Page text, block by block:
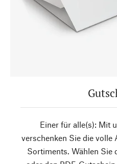
Einer für alle(s): Mit
verschenken Sie die volle
Sortiments. Wählen Sie